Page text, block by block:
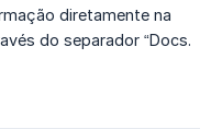
diretamente na
do separador “Docs.